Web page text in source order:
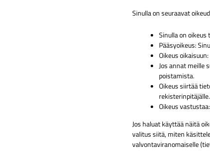
Sinulla on seuraavat
Sinulla on
Pääsyoikeus:
Oikeus
Jos annat meille
poistamista.
Oikeus siirtää
rekisterinpitäjälle.
Oikeus
Jos haluat käyttää näitä
valitus siitä, miten
valvontaviranomaiselle